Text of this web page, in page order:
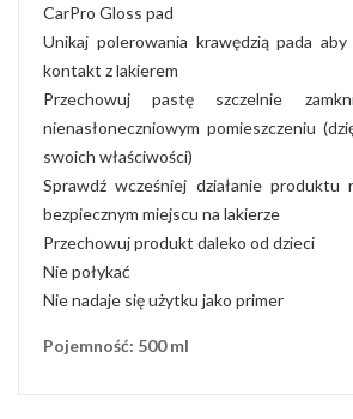
CarPro Gloss pad
Unikaj polerowania krawędzią pada
kontakt z lakierem
Przechowuj pastę szczelnie
nienasłoneczniowym pomieszczeniu
swoich właściwości)
Sprawdź wcześniej działanie produktu
bezpiecznym miejscu na lakierze
Przechowuj produkt daleko od dzieci
Nie połykać
Nie nadaje się użytku jako primer
Pojemność: 500 ml